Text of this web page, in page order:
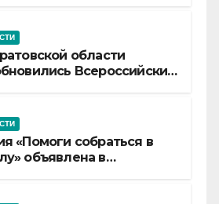
области
Всероссийские
«Помоги собраться в
объявлена в